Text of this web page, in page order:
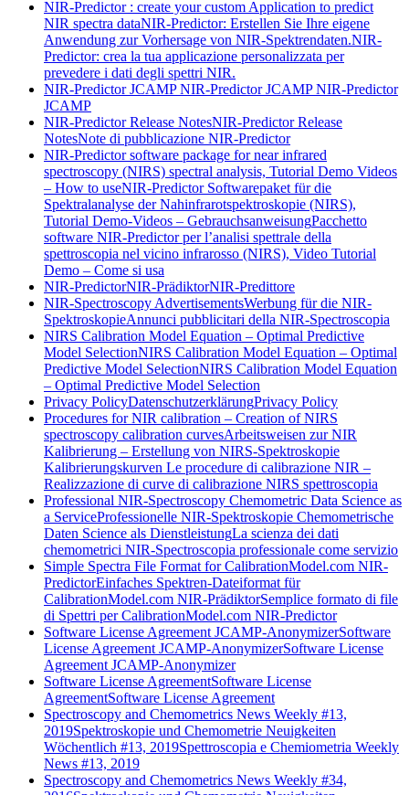
NIR-Predictor : create your custom Application to predict
NIR spectra dataNIR-Predictor: Erstellen Sie Ihre eigene
Anwendung zur Vorhersage von NIR-Spektrendaten.NIR-
Predictor: crea la tua applicazione personalizzata per
prevedere i dati degli spettri NIR.
NIR-Predictor JCAMPNIR-Predictor JCAMPNIR-Predictor
JCAMP
NIR-Predictor Release NotesNIR-Predictor Release
NotesNote di pubblicazione NIR-Predictor
NIR-Predictor software package for near infrared
spectroscopy (NIRS) spectral analysis, Tutorial Demo Videos
– How to useNIR-Predictor Softwarepaket für die
Spektralanalyse der Nahinfrarotspektroskopie (NIRS),
Tutorial Demo-Videos – GebrauchsanweisungPacchetto
software NIR-Predictor per l’analisi spettrale della
spettroscopia nel vicino infrarosso (NIRS), Video Tutorial
Demo – Come si usa
NIR-PredictorNIR-PrädiktorNIR-Predittore
NIR-Spectroscopy AdvertisementsWerbung für die NIR-
SpektroskopieAnnunci pubblicitari della NIR-Spectroscopia
NIRS Calibration Model Equation – Optimal Predictive
Model SelectionNIRS Calibration Model Equation – Optimal
Predictive Model SelectionNIRS Calibration Model Equation
– Optimal Predictive Model Selection
Privacy PolicyDatenschutzerklärungPrivacy Policy
Procedures for NIR calibration – Creation of NIRS
spectroscopy calibration curvesArbeitsweisen zur NIR
Kalibrierung – Erstellung von NIRS-Spektroskopie
Kalibrierungskurven Le procedure di calibrazione NIR –
Realizzazione di curve di calibrazione NIRS spettroscopia
Professional NIR-Spectroscopy Chemometric Data Science as
a ServiceProfessionelle NIR-Spektroskopie Chemometrische
Daten Science als DienstleistungLa scienza dei dati
chemometrici NIR-Spectroscopia professionale come servizio
Simple Spectra File Format for CalibrationModel.com NIR-
PredictorEinfaches Spektren-Dateiformat für
CalibrationModel.com NIR-PrädiktorSemplice formato di file
di Spettri per CalibrationModel.com NIR-Predictor
Software License Agreement JCAMP-AnonymizerSoftware
License Agreement JCAMP-AnonymizerSoftware License
Agreement JCAMP-Anonymizer
Software License AgreementSoftware License
AgreementSoftware License Agreement
Spectroscopy and Chemometrics News Weekly #13,
2019Spektroskopie und Chemometrie Neuigkeiten
Wöchentlich #13, 2019Spettroscopia e Chemiometria Weekly
News #13, 2019
Spectroscopy and Chemometrics News Weekly #34,